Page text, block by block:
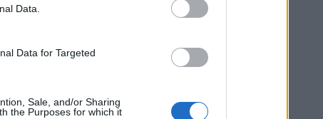
Data.
Data for Targeted
Sale, and/or Sharing
the Purposes for which it